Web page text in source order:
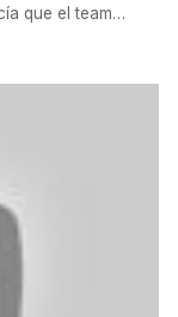
que el team